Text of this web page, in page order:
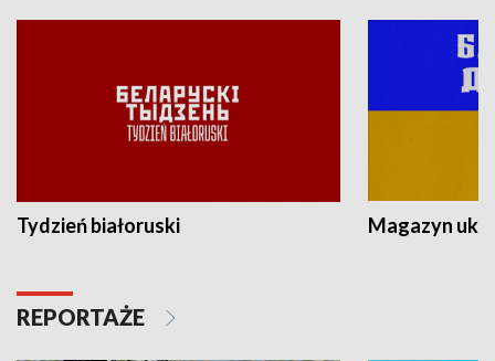
Tydzień białoruski Magazyn
REPORTAŻE